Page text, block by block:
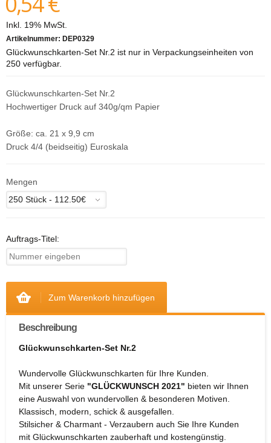
Inkl. 19% MwSt.
Artikelnummer: DEP0329
Glückwunschkarten-Set Nr.2 ist nur in Verpackungseinheiten von
250 verfügbar.
Glückwunschkarten-Set Nr.2
Hochwertiger Druck auf 340g/qm Papier
Größe: ca. 21 x 9,9 cm
Druck 4/4 (beidseitig) Euroskala
Mengen
Auftrags-Titel:
Zum Warenkorb hinzufügen
Beschreibung
Glückwunschkarten-Set Nr.2
Wundervolle Glückwunschkarten für Ihre Kunden.
Mit unserer Serie "GLÜCKWUNSCH 2021" bieten wir Ihnen
eine Auswahl von wundervollen & besonderen Motiven.
Klassisch, modern, schick & ausgefallen.
Stilsicher & Charmant - Verzaubern auch Sie Ihre Kunden
mit Glückwunschkarten zauberhaft und kostengünstig.